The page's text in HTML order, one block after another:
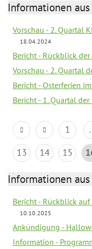
Informationen
Vorschau - 2. Quartal
18.04.2024
Bericht - Rückblick der
Vorschau - 2. Quartal
Bericht - Osterferien
Bericht - 1. Quartal der
1
13
14 15
Informationen
Bericht - Rückblick
10.10.2025
Ankündigung -
Information -